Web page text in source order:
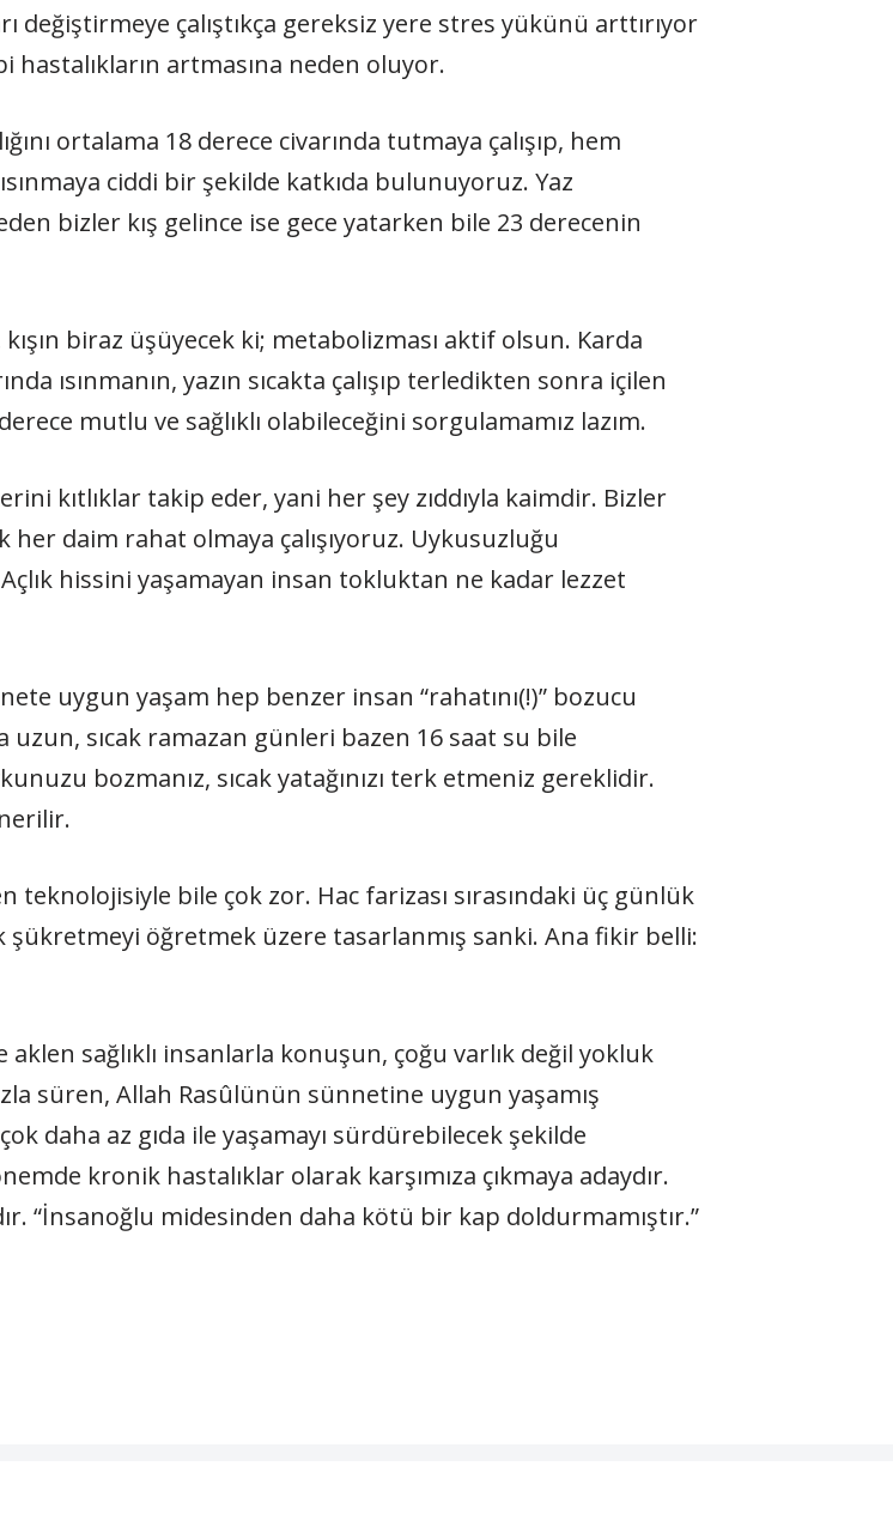
değiştirmeye çalıştıkça gereksiz yere stres yükünü arttırıyor
artmasına neden oluyor.
ortalama 18 derece civarında tutmaya çalışıp, hem
ciddi bir şekilde katkıda bulunuyoruz. Yaz
bizler kış gelince ise gece yatarken bile 23 derecenin
biraz üşüyecek ki; metabolizması aktif olsun. Karda
ısınmanın, yazın sıcakta çalışıp terledikten sonra içilen
mutlu ve sağlıklı olabileceğini sorgulamamız lazım.
kıtlıklar takip eder, yani her şey zıddıyla kaimdir. Bizler
her daim rahat olmaya çalışıyoruz. Uykusuzluğu
hissini yaşamayan insan tokluktan ne kadar lezzet
uygun yaşam hep benzer insan “rahatını(!)” bozucu
sıcak ramazan günleri bazen 16 saat su bile
bozmanız, sıcak yatağınızı terk etmeniz gereklidir.
bile çok zor. Hac farizası sırasındaki üç günlük
öğretmek üzere tasarlanmış sanki. Ana fikir belli:
aklen sağlıklı insanlarla konuşun, çoğu varlık değil yokluk
süren, Allah Rasûlünün sünnetine uygun yaşamış
daha az gıda ile yaşamayı sürdürebilecek şekilde
kronik hastalıklar olarak karşımıza çıkmaya adaydır.
“İnsanoğlu midesinden daha kötü bir kap doldurmamıştır.”